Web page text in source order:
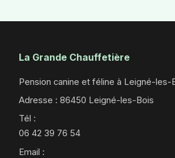
La Grande Chauffetière
Pension canine et féline à Leigné-les-
Adresse : 86450 Leigné-les-Bois
Tél :
06 42 39 76 54
Email :